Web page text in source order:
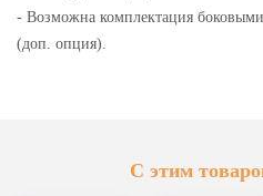
- Возможна комплектация
(доп. опция).
С этим